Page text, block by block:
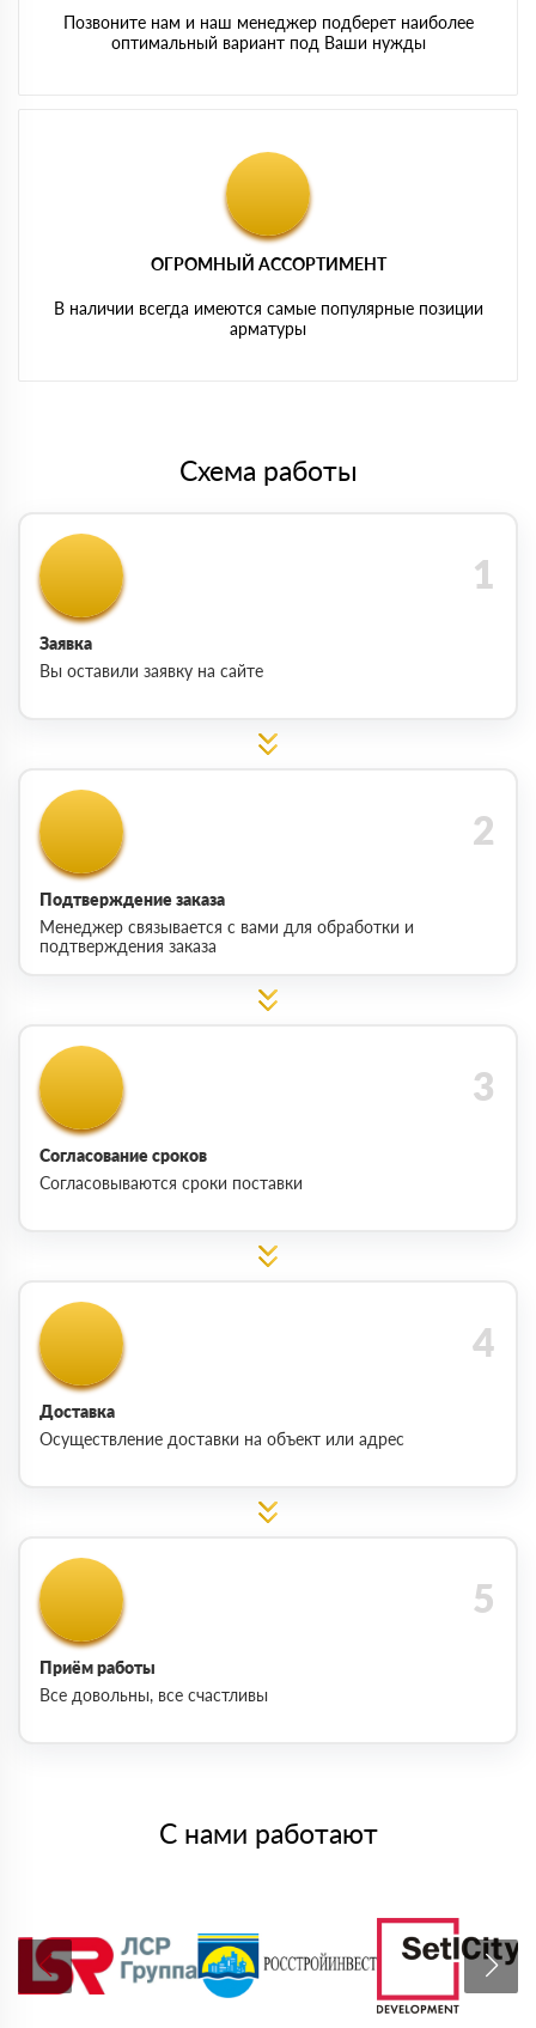
Позвоните нам и наш менеджер подберет наиболее
оптимальный вариант под Ваши нужды
ОГРОМНЫЙ АССОРТИМЕНТ
В наличии всегда имеются самые популярные позиции
арматуры
Схема работы
Заявка
Вы оставили заявку на сайте
Подтверждение заказа
Менеджер связывается с вами для обработки и
подтверждения заказа
Согласование сроков
Согласовываются сроки поставки
Доставка
Осуществление доставки на объект или адрес
Приём работы
Все довольны, все счастливы
С нами работают